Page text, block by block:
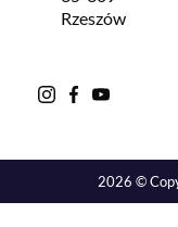
Rzeszów
2026 ©